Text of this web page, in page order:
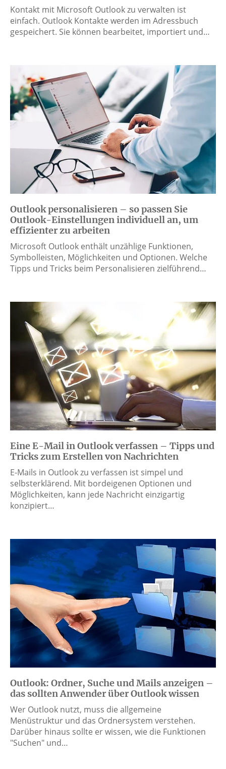
Kontakt mit Microsoft Outlook zu verwalten ist
einfach. Outlook Kontakte werden im Adressbuch
gespeichert. Sie können bearbeitet, importiert und…
Outlook personalisieren – so passen Sie
Outlook-Einstellungen individuell an, um
effizienter zu arbeiten
Microsoft Outlook enthält unzählige Funktionen,
Symbolleisten, Möglichkeiten und Optionen. Welche
Tipps und Tricks beim Personalisieren zielführend…
Eine E-Mail in Outlook verfassen – Tipps und
Tricks zum Erstellen von Nachrichten
E-Mails in Outlook zu verfassen ist simpel und
selbsterklärend. Mit bordeigenen Optionen und
Möglichkeiten, kann jede Nachricht einzigartig
konzipiert…
Outlook: Ordner, Suche und Mails anzeigen –
das sollten Anwender über Outlook wissen
Wer Outlook nutzt, muss die allgemeine
Menüstruktur und das Ordnersystem verstehen.
Darüber hinaus sollte er wissen, wie die Funktionen
"Suchen" und…